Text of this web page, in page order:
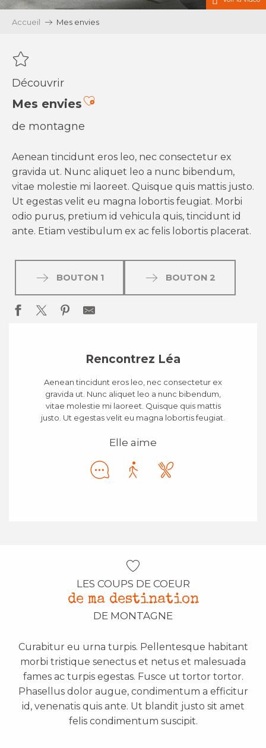
Accueil Mes envies
Découvrir
Mes enviesAjouter aux favoris
de montagne
Aenean tincidunt eros leo, nec consectetur ex
gravida ut. Nunc aliquet leo a nunc bibendum,
vitae molestie mi laoreet. Quisque quis mattis justo.
Ut egestas velit eu magna lobortis feugiat. Morbi
odio purus, pretium id vehicula quis, tincidunt id
ante. Etiam vestibulum ex ac felis lobortis placerat.
BOUTON 1 BOUTON 2
Rencontrez Léa
Aenean tincidunt eros leo, nec consectetur ex
gravida ut. Nunc aliquet leo a nunc bibendum,
vitae molestie mi laoreet. Quisque quis mattis
justo. Ut egestas velit eu magna lobortis feugiat.
Elle aime
LES COUPS DE COEUR
de ma destination
DE MONTAGNE
Curabitur eu urna turpis. Pellentesque habitant
morbi tristique senectus et netus et malesuada
fames ac turpis egestas. Fusce ut tortor tortor.
Phasellus dolor augue, condimentum a efficitur
id, venenatis quis ante. Ut blandit justo sit amet
felis condimentum suscipit.